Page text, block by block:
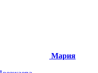
Мария